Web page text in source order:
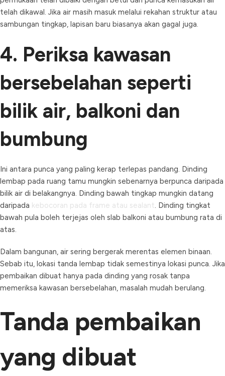
telah dikawal. Jika air masih masuk melalui rekahan struktur atau
sambungan tingkap, lapisan baru biasanya akan gagal juga.
4. Periksa kawasan
bersebelahan seperti
bilik air, balkoni dan
bumbung
Ini antara punca yang paling kerap terlepas pandang. Dinding
lembap pada ruang tamu mungkin sebenarnya berpunca daripada
bilik air di belakangnya. Dinding bawah tingkap mungkin datang
daripada kebocoran pada frame atau sealant. Dinding tingkat
bawah pula boleh terjejas oleh slab balkoni atau bumbung rata di
atas.
Dalam bangunan, air sering bergerak merentas elemen binaan.
Sebab itu, lokasi tanda lembap tidak semestinya lokasi punca. Jika
pembaikan dibuat hanya pada dinding yang rosak tanpa
memeriksa kawasan bersebelahan, masalah mudah berulang.
Tanda pembaikan
yang dibuat